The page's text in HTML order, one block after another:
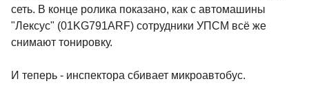
сеть. В конце ролика показано, как с автомашины
"Лексус" (01KG791ARF) сотрудники УПСМ всё же
снимают тонировку.
И теперь - инспектора сбивает микроавтобус.